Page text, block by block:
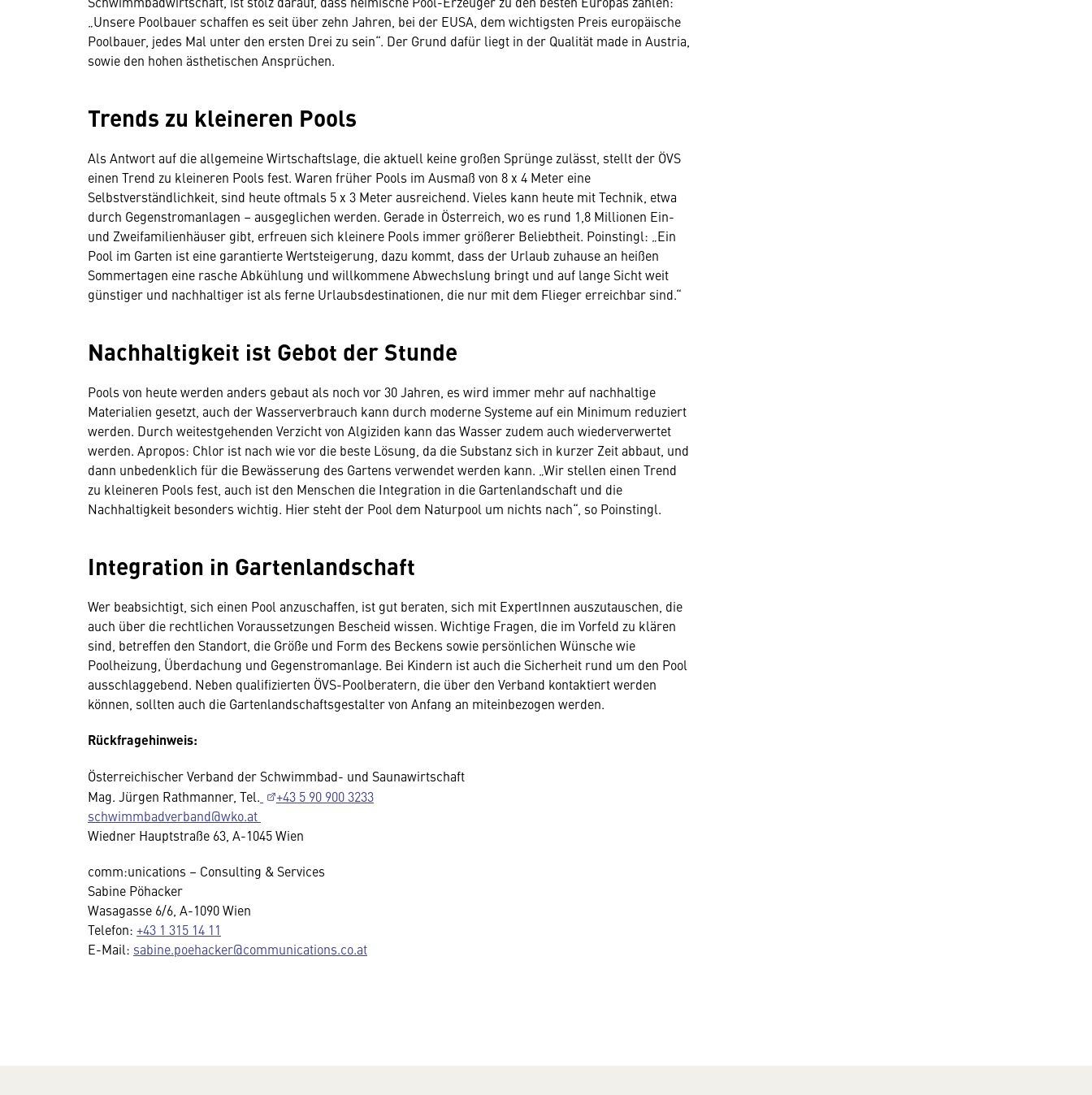
„Unsere Poolbauer schaffen es seit über zehn Jahren, bei der EUSA, dem wichtigsten Preis europäische
Poolbauer, jedes Mal unter den ersten Drei zu sein“. Der Grund dafür liegt in der Qualität made in Austria,
sowie den hohen ästhetischen Ansprüchen.
Trends zu kleineren Pools
Als Antwort auf die allgemeine Wirtschaftslage, die aktuell keine großen Sprünge zulässt, stellt der ÖVS
einen Trend zu kleineren Pools fest. Waren früher Pools im Ausmaß von 8 x 4 Meter eine
Selbstverständlichkeit, sind heute oftmals 5 x 3 Meter ausreichend. Vieles kann heute mit Technik, etwa
durch Gegenstromanlagen – ausgeglichen werden. Gerade in Österreich, wo es rund 1,8 Millionen Ein-
und Zweifamilienhäuser gibt, erfreuen sich kleinere Pools immer größerer Beliebtheit. Poinstingl: „Ein
Pool im Garten ist eine garantierte Wertsteigerung, dazu kommt, dass der Urlaub zuhause an heißen
Sommertagen eine rasche Abkühlung und willkommene Abwechslung bringt und auf lange Sicht weit
günstiger und nachhaltiger ist als ferne Urlaubsdestinationen, die nur mit dem Flieger erreichbar sind.“
Nachhaltigkeit ist Gebot der Stunde
Pools von heute werden anders gebaut als noch vor 30 Jahren, es wird immer mehr auf nachhaltige
Materialien gesetzt, auch der Wasserverbrauch kann durch moderne Systeme auf ein Minimum reduziert
werden. Durch weitestgehenden Verzicht von Algiziden kann das Wasser zudem auch wiederverwertet
werden. Apropos: Chlor ist nach wie vor die beste Lösung, da die Substanz sich in kurzer Zeit abbaut, und
dann unbedenklich für die Bewässerung des Gartens verwendet werden kann. „Wir stellen einen Trend
zu kleineren Pools fest, auch ist den Menschen die Integration in die Gartenlandschaft und die
Nachhaltigkeit besonders wichtig. Hier steht der Pool dem Naturpool um nichts nach“, so Poinstingl.
Integration in Gartenlandschaft
Wer beabsichtigt, sich einen Pool anzuschaffen, ist gut beraten, sich mit ExpertInnen auszutauschen, die
auch über die rechtlichen Voraussetzungen Bescheid wissen. Wichtige Fragen, die im Vorfeld zu klären
sind, betreffen den Standort, die Größe und Form des Beckens sowie persönlichen Wünsche wie
Poolheizung, Überdachung und Gegenstromanlage. Bei Kindern ist auch die Sicherheit rund um den Pool
ausschlaggebend. Neben qualifizierten ÖVS-Poolberatern, die über den Verband kontaktiert werden
können, sollten auch die Gartenlandschaftsgestalter von Anfang an miteinbezogen werden.
Rückfragehinweis:
Österreichischer Verband der Schwimmbad- und Saunawirtschaft
Mag. Jürgen Rathmanner, Tel.
+43 5 90 900 3233
schwimmbadverband@wko.at
Wiedner Hauptstraße 63, A-1045 Wien
comm:unications – Consulting & Services
Sabine Pöhacker
Wasagasse 6/6, A-1090 Wien
Telefon: +43 1 315 14 11
E-Mail: sabine.poehacker@communications.co.at